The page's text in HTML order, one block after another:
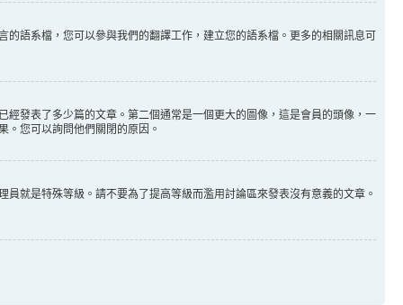
語系檔，您可以參與我們的翻譯工作，建立您的語系檔。更多的相關訊息可
發表了多少篇的文章。第二個通常是一個更大的圖像，這是會員的頭像，一
。您可以詢問他們關閉的原因。
就是特殊等級。請不要為了提高等級而濫用討論區來發表沒有意義的文章。